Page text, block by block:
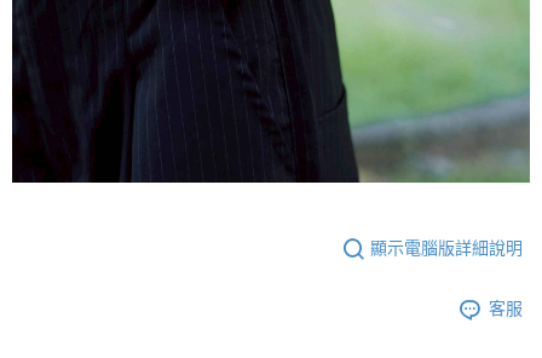
顯示電腦版詳細說明
客服